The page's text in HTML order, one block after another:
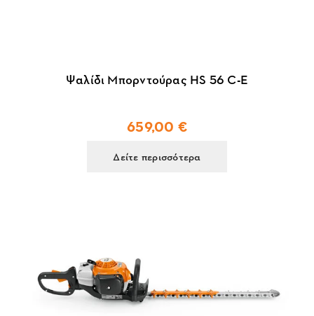
Ψαλίδι Μπορντούρας HS 56 C-E
659,00 €
Δείτε περισσότερα